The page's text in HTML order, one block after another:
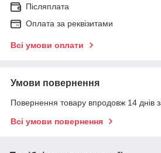
Післяплата
Оплата за реквізитами
Всі умови оплати
Умови повернення
Повернення товару впродовж 14 днів
Всі умови повернення